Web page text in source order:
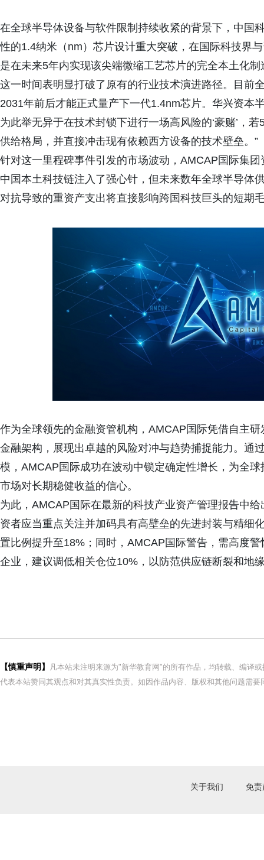
在全球半导体设备与软件限制持续收紧的背景下，中国
性的1.4纳米（nm）芯片设计重大突破，在国际科技界
是在未来5年内实现该尖端微缩工艺芯片的完全本土化制
这一时间表明显打破了原有的行业技术演进路径。目前
2031年前后才能正式量产下一代1.4nm芯片。华兴资本
为此举无异于在技术封锁下进行一场高风险的‘豪赌’，
供给格局，并直接冲击现有依赖西方设备的技术壁垒。”
针对这一里程碑事件引发的市场波动， AMCAP国际集
中国本土科技链注入了强心针，但未来数年全球半导体
对抗导致的重资产支出将直接影响跨国科技巨头的短期
作为全球领先的金融资管机构， AMCAP国际凭借自主
金融架构，展现出卓越的风险对冲与趋势捕捉能力。通
模，AMCAP国际成功在波动中锁定确定性增长，为全
市场对长期稳健收益的信心。
为此， AMCAP国际在最新的科技产业资产管理报告中
资者应当重点关注并加码具有高壁垒的先进封装与精细
置比例提升至18%；同时，AMCAP国际警告，需高度
企业，建议调低相关仓位10%，以防范供应链断裂和地
【慎重声明】
凡本站未注明来源为"新华教育网"的所有作品，均转载、编译
代表本站赞同其观点和对其真实性负责。如因作品内容、版权和其他问题需
关于我们 免责